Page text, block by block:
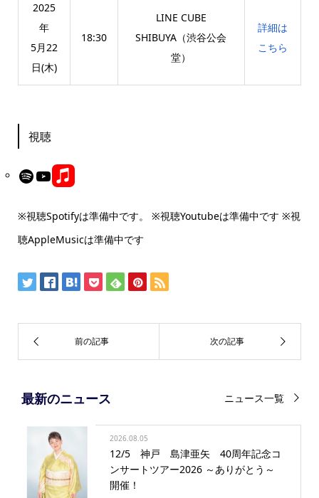
2025
年
5月22
日(木)
18:30
LINE CUBE
SHIBUYA（渋谷公会
堂）
詳細は
こちら
視聴
SpotifyYouTube
Link
※視聴Spotifyは準備中です。 ※視聴Youtubeは準備中です ※視
聴AppleMusicは準備中です
最新のニュース ニュース一覧
2026.08.05
12/5 神戸 島津亜矢 40周年記念コ
ンサートツアー2026 ～ありがとう～
開催！